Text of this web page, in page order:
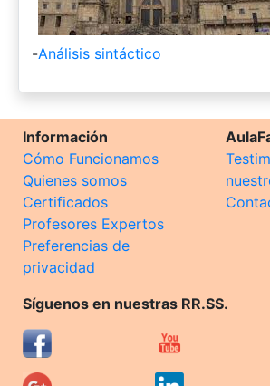
-Análisis sintáctico
Información
Cómo Funcionamos
Quienes somos
Certificados
Profesores Expertos
Preferencias de
privacidad
Síguenos en nuestras RR.SS.